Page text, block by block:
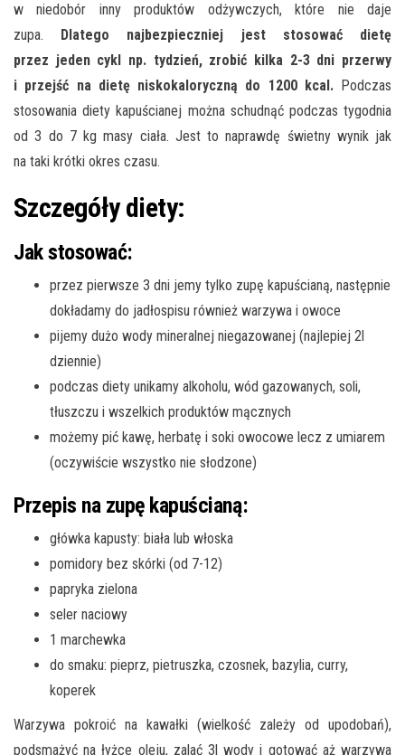
w niedobór inny produktów odżywczych, które nie daje
zupa. Dlatego najbezpieczniej jest stosować dietę
przez jeden cykl np. tydzień, zrobić kilka 2-3 dni przerwy
i przejść na dietę niskokaloryczną do 1200 kcal.Podczas
stosowania diety kapuścianej można schudnąć podczas tygodnia
od 3 do 7 kg masy ciała. Jest to naprawdę świetny wynik jak
na taki krótki okres czasu.
Szczegóły diety:
Jak stosować:
przez pierwsze 3 dni jemy tylko zupę kapuścianą, następnie
dokładamy do jadłospisu również warzywa i owoce
pijemy dużo wody mineralnej niegazowanej (najlepiej 2l
dziennie)
podczas diety unikamy alkoholu, wód gazowanych, soli,
tłuszczu i wszelkich produktów mącznych
możemy pić kawę, herbatę i soki owocowe lecz z umiarem
(oczywiście wszystko nie słodzone)
Przepis na zupę kapuścianą:
główka kapusty: biała lub włoska
pomidory bez skórki (od 7-12)
papryka zielona
seler naciowy
1 marchewka
do smaku: pieprz, pietruszka, czosnek, bazylia, curry,
koperek
Warzywa pokroić na kawałki (wielkość zależy od upodobań),
podsmażyć na łyżce oleju, zalać 3l wody i gotować aż warzywa